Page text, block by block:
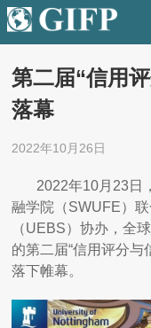
第二届“信用
落幕
2022年10月26日
2022年10月23日
融学院（SWUFE）
（UEBS）协办，全
的第二届“信用评分与
落下帷幕。